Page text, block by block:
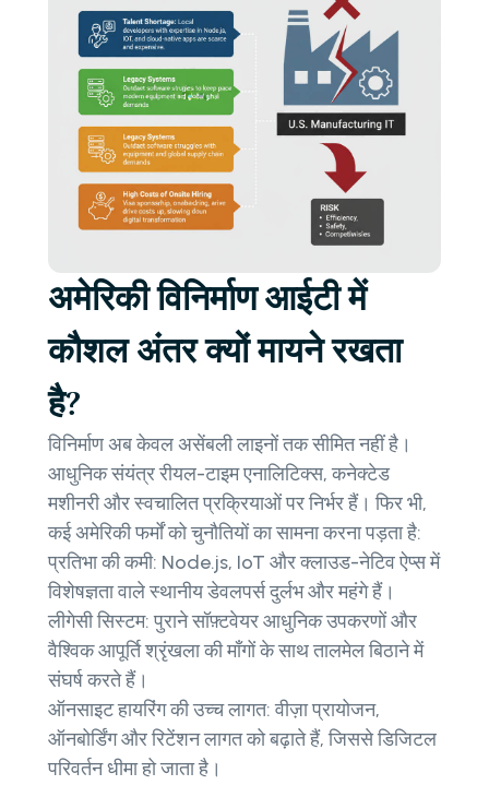
अमेरिकी विनिर्माण आईटी में
कौशल अंतर क्यों मायने रखता
है?
विनिर्माण अब केवल असेंबली लाइनों तक सीमित नहीं है।
आधुनिक संयंत्र रीयल-टाइम एनालिटिक्स, कनेक्टेड
मशीनरी और स्वचालित प्रक्रियाओं पर निर्भर हैं। फिर भी,
कई अमेरिकी फर्मों को चुनौतियों का सामना करना पड़ता है:
प्रतिभा की कमी: Node.js, IoT और क्लाउड-नेटिव ऐप्स में
विशेषज्ञता वाले स्थानीय डेवलपर्स दुर्लभ और महंगे हैं।
लीगेसी सिस्टम: पुराने सॉफ़्टवेयर आधुनिक उपकरणों और
वैश्विक आपूर्ति श्रृंखला की माँगों के साथ तालमेल बिठाने में
संघर्ष करते हैं।
ऑनसाइट हायरिंग की उच्च लागत: वीज़ा प्रायोजन,
ऑनबोर्डिंग और रिटेंशन लागत को बढ़ाते हैं, जिससे डिजिटल
परिवर्तन धीमा हो जाता है।